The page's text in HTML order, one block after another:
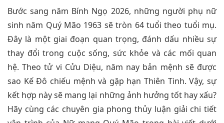
Bước sang năm Bính Ngọ 2026, những người phụ nữ
sinh năm Quý Mão 1963 sẽ tròn 64 tuổi theo tuổi mụ.
Đây là một giai đoạn quan trọng, đánh dấu nhiều sự
thay đổi trong cuộc sống, sức khỏe và các mối quan
hệ. Theo tử vi Cửu Diệu, năm nay bản mệnh sẽ được
sao Kế Đô chiếu mệnh và gặp hạn Thiên Tinh. Vậy, sự
kết hợp này sẽ mang lại những ảnh hưởng tốt hay xấu?
Hãy cùng các chuyên gia phong thủy luận giải chi tiết